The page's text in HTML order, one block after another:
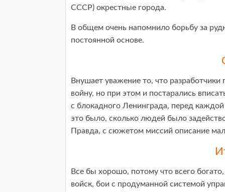
СССР) окрестные города.
В общем очень напомнило борьбу за
постоянной основе.
Внушает уважение то, что
войну, но при этом и постарались
с блокадного Ленинграда, перед
это было, сколько людей было
Правда, с сюжетом миссий описание
Все бы хорошо, потому что всего
войск, бои с продуманной системой